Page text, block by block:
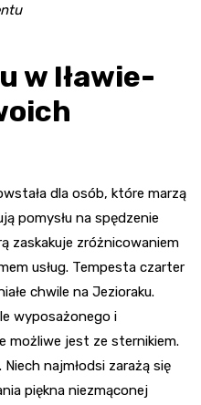
w Iławie-
dla osób, które marzą
pomysłu na spędzenie
zaskakuje zróżnicowaniem
usług. Tempesta czarter
chwile na Jezioraku.
wyposażonego i
możliwe jest ze sternikiem.
najmłodsi zarażą się
piękna niezmąconej